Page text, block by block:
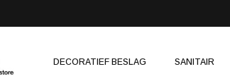
DECORATIEF BESLAG SANITAIR